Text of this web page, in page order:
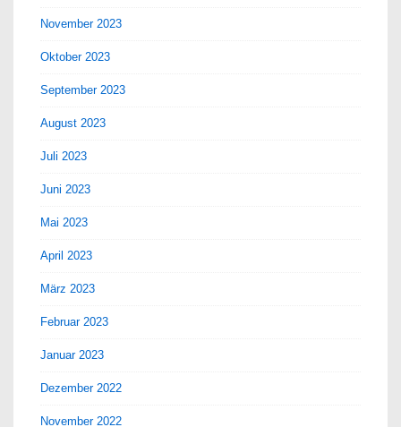
November 2023
Oktober 2023
September 2023
August 2023
Juli 2023
Juni 2023
Mai 2023
April 2023
März 2023
Februar 2023
Januar 2023
Dezember 2022
November 2022